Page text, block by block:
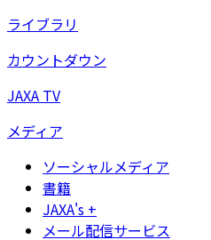
ライブラリ
カウントダウン
JAXA TV
メディア
ソーシャルメディア
書籍
JAXA's +
メール配信サービス